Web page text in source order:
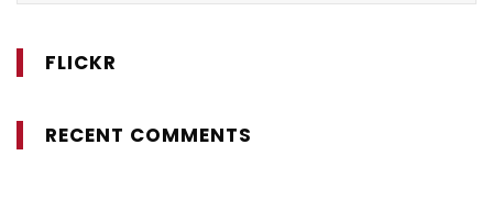
FLICKR
RECENT COMMENTS